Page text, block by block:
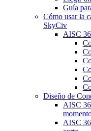
Guía
Cómo usar la
SkyCiv
AISC
Diseño de
AISC
AISC